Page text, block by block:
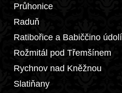
Průhonice
Raduň
Ratibořice a Babiččino údolí
Rožmitál pod Třemšínem
Rychnov nad Kněžnou
Slatiňany